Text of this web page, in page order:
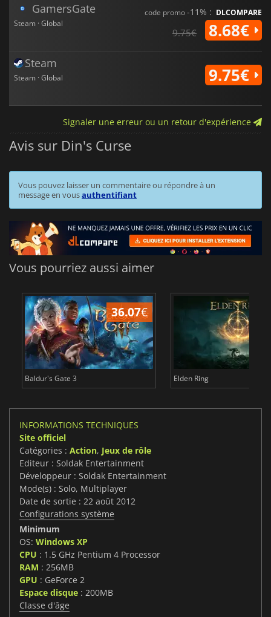
GamersGate
Steam · Global
code promo-11% : DLCOMPARE
9.75€ 8.68€
Steam
Steam · Global 9.75€
Signaler une erreur ou un retour d'expérience
Avis sur Din's Curse
Vous pouvez laisser un commentaire ou répondre à un
message en vousauthentifiant
Vous pourriez aussi aimer
36.07€
Baldur's Gate 3 Elden Ring
INFORMATIONS TECHNIQUES
Site officiel
Catégories : Action, Jeux de rôle
Editeur : Soldak Entertainment
Développeur : Soldak Entertainment
Mode(s) : Solo, Multiplayer
Date de sortie : 22 août 2012
Configurations système
Minimum
OS: Windows XP
CPU : 1.5 GHz Pentium 4 Processor
RAM : 256MB
GPU : GeForce 2
Espace disque : 200MB
Classe d'âge